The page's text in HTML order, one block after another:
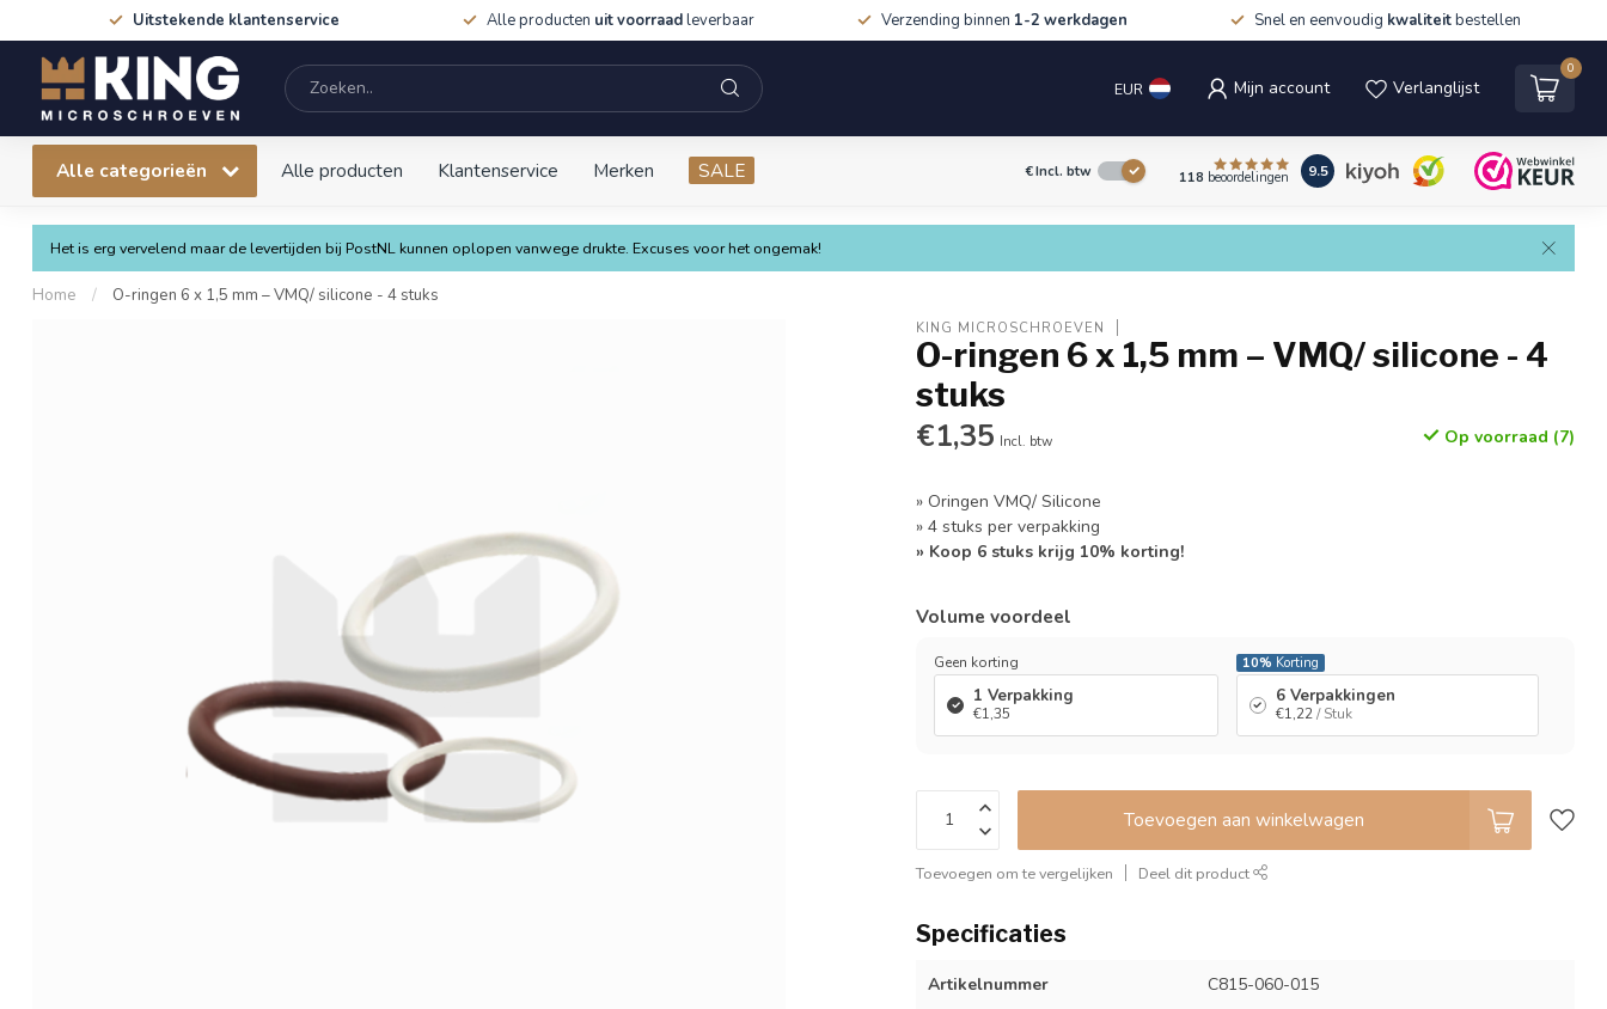
Uitstekende klantenservice Alle producten uit voorraadleverbaar Verzending binnen 1-2 werkdagen Snel en eenvoudig kwaliteitbestellen
EUR Mijn account Verlanglijst
0
Alle categorieën Alle producten Klantenservice Merken SALE €Incl. btw 118 beoordelingen 9.5
Het is erg vervelend maar de levertijden bij PostNL kunnen oplopen vanwege drukte. Excuses voor het ongemak!
Home / O-ringen 6 x 1,5 mm – VMQ/ silicone - 4 stuks
KING MICROSCHROEVEN
O-ringen 6 x 1,5 mm – VMQ/ silicone - 4
stuks
€1,35 Incl. btw Op voorraad (7)
» Oringen VMQ/ Silicone
» 4 stuks per verpakking
» Koop 6 stuks krijg 10% korting!
Volume voordeel
Geen korting
1 Verpakking
€1,35
10% Korting
6 Verpakkingen
€1,22 / Stuk
Toevoegen aan winkelwagen
Toevoegen om te vergelijken Deel dit product
Specificaties
Artikelnummer C815-060-015